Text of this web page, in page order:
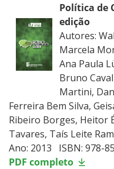
Política de
edição
Autores:
Marcela
Ana Paula
Bruno
Martini,
Ferreira Bem Silva,
Ribeiro Borges, Heitor
Tavares, Taís Leite
Ano: 2013 ISBN: 978-
PDF completo